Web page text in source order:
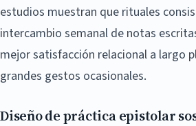
estudios muestran que rituales
intercambio semanal de notas
mejor satisfacción relacional a largo
grandes gestos ocasionales.
Diseño de práctica epistolar